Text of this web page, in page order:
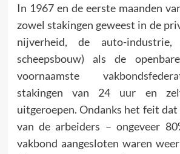
In 1967 en de eerste maanden
zowel stakingen geweest in de
nijverheid, de auto-
scheepsbouw) als de
voornaamste
stakingen van 24 uur en
uitgeroepen. Ondanks het feit
van de arbeiders – ongeveer
vakbond aangesloten waren